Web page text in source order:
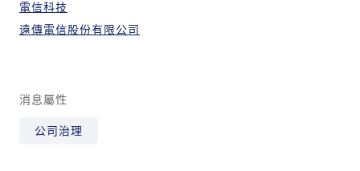
電信科技
遠傳電信股份有限公司
消息屬性
公司治理